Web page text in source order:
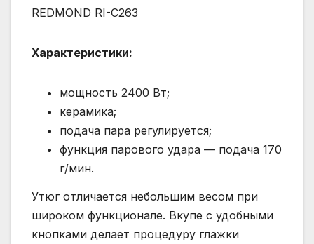
REDMOND RI-C263
Характеристики:
мощность 2400 Вт;
керамика;
подача пара регулируется;
функция парового удара — подача 170
г/мин.
Утюг отличается небольшим весом при
широком функционале. Вкупе с удобными
кнопками делает процедуру глажки